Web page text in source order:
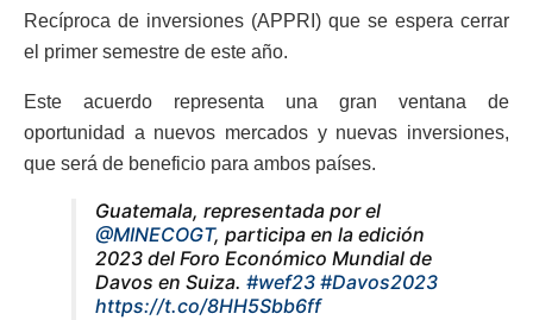
Recíproca de inversiones (APPRI) que se espera cerrar
el primer semestre de este año.
Este acuerdo representa una gran ventana de
oportunidad a nuevos mercados y nuevas inversiones,
que será de beneficio para ambos países.
Guatemala, representada por el
@MINECOGT, participa en la edición
2023 del Foro Económico Mundial de
Davos en Suiza. #wef23 #Davos2023
https://t.co/8HH5Sbb6ff